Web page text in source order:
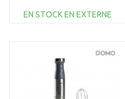
EN STOCK EN EXTERNE
Au comparatif